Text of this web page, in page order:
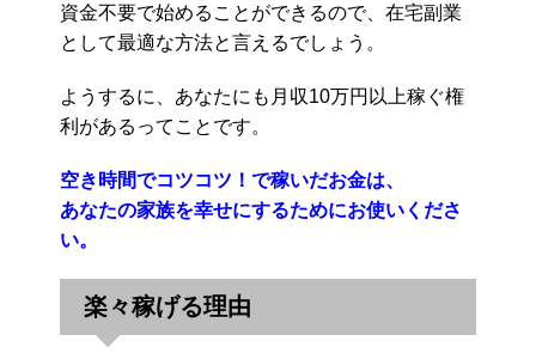
資金不要で始めることができるので、在宅副業
として最適な方法と言えるでしょう。
ようするに、あなたにも月収10万円以上稼ぐ権
利があるってことです。
空き時間でコツコツ！で稼いだお金は、
あなたの家族を幸せにするためにお使いくださ
い。
楽々稼げる理由